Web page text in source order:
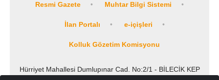
Resmi Gazete Muhtar Bilgi Sistemi
İlan Portalı e-içişleri
Kolluk Gözetim Komisyonu
Hürriyet Mahallesi Dumlupınar Cad. No:2/1 - BİLECİK KEP